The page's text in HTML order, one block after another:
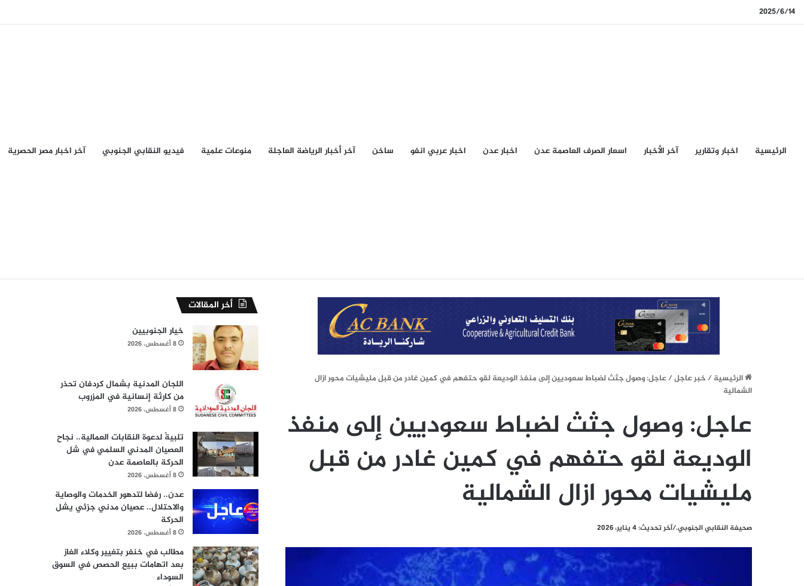
2025/6/14
الرئيسيِة اخبار وتقارير آخر الأخبار اسعار الصرف العاصمة عدن اخبار عدن اخبار عربي انفو ساخن آخر أخبار الرياضة العاجلة منوعات علمية فيديو النقابي الجنوبي آخر اخبار مصر الحصرية
الرئيسيِة/خبر عاجل/عاجل: وصول جثث لضباط سعوديين إلى منفذ الوديعة لقو حتفهم في كمين غادر من قبل مليشيات محور ازال
الشمالية
عاجل: وصول جثث لضباط سعوديين إلى منفذ
الوديعة لقو حتفهم في كمين غادر من قبل
مليشيات محور ازال الشمالية
صحيفة النقابي الجنوبي./آخر تحديث: 4 يناير، 2026
أخر المقالات
خيار الجنوبيين
8 أغسطس، 2026
اللجان المدنية بشمال كردفان تحذر
من كارثة إنسانية في المزروب
8 أغسطس، 2026
تلبيةً لدعوة النقابات العمالية.. نجاح
العصيان المدني السلمي في شل
الحركة بالعاصمة عدن
8 أغسطس، 2026
عدن.. رفضا لتدهور الخدمات والوصاية
والاحتلال.. عصيان مدني جزئي يشل
الحركة
8 أغسطس، 2026
مطالب في خنفر بتغيير وكلاء الغاز
بعد اتهامات ببيع الحصص في السوق
السوداء